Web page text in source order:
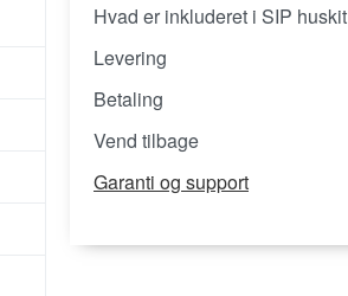
Hvad er inkluderet i SIP huskit
Levering
Betaling
Vend tilbage
Garanti og support